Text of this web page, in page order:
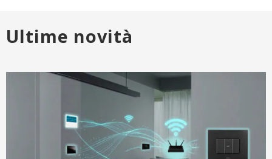
Ultime novità